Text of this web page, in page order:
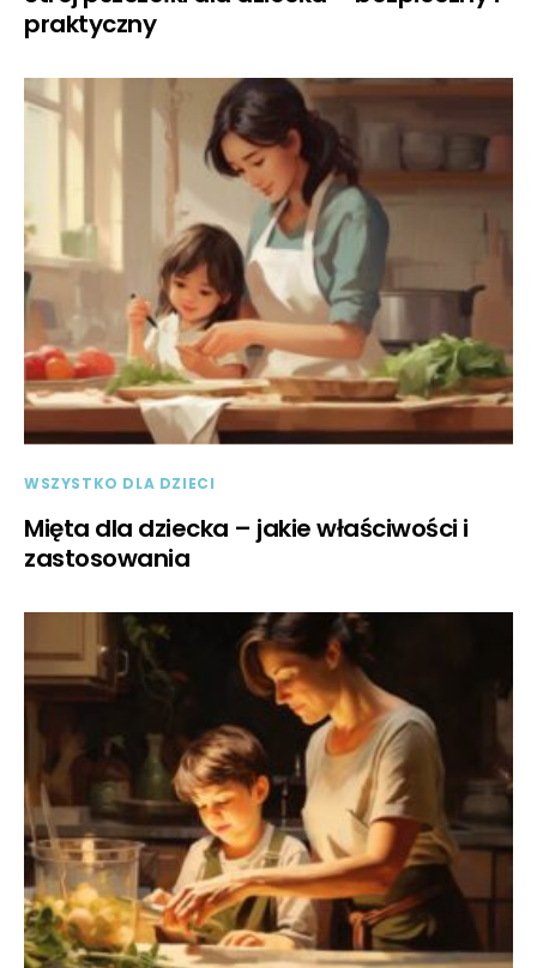
praktyczny
WSZYSTKO DLA DZIECI
Mięta dla dziecka – jakie właściwości i
zastosowania